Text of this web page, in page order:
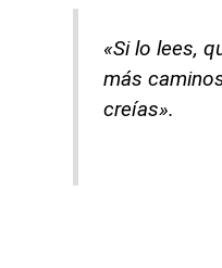
«Si lo lees,
más
creías».